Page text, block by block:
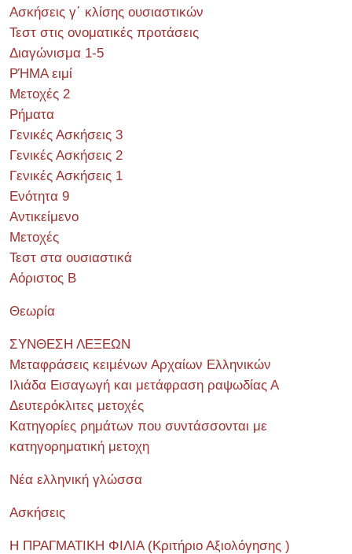
Ασκήσεις γ΄ κλίσης ουσιαστικών
Τεστ στις ονοματικές προτάσεις
Διαγώνισμα 1-5
ΡΉΜΑ ειμί
Μετοχές 2
Ρήματα
Γενικές Ασκήσεις 3
Γενικές Ασκήσεις 2
Γενικές Ασκήσεις 1
Ενότητα 9
Αντικείμενο
Μετοχές
Τεστ στα ουσιαστικά
Αόριστος Β
Θεωρία
ΣΥΝΘΕΣΗ ΛΕΞΕΩΝ
Μεταφράσεις κειμένων Αρχαίων Ελληνικών
Ιλιάδα Εισαγωγή και μετάφραση ραψωδίας Α
Δευτερόκλιτες μετοχές
Κατηγορίες ρημάτων που συντάσσονται με
κατηγορηματική μετοχη
Νέα ελληνική γλώσσα
Ασκήσεις
Η ΠΡΑΓΜΑΤΙΚΗ ΦΙΛΙΑ (Κριτήριο Αξιολόγησης )